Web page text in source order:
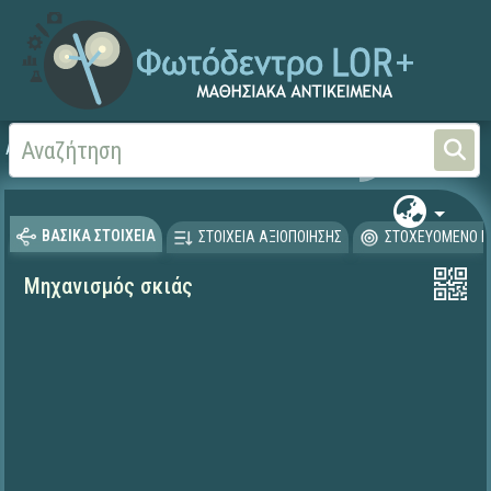
Αρχική Προσχολική Εκπαίδευση
ΒΑΣΙΚΑ ΣΤΟΙΧΕΙΑ ΣΤΟΙΧΕΙΑ ΑΞΙΟΠΟΙΗΣΗΣ ΣΤΟΧΕΥΟΜΕΝΟ
Μηχανισμός σκιάς